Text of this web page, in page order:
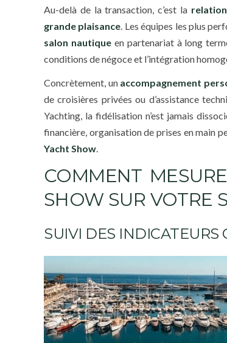
Au-delà de la transaction, c’est la
grande plaisance. Les équipes les plus
salon nautiqueen partenariat à long
conditions de négoce et l’intégration
Concrètement, un accompagnement
de croisières privées ou d’assistance
Yachting, la fidélisation n’est jamais
financière, organisation de prises en main
Yacht Show.
COMMENT
SHOW SUR VOTRE
SUIVI DES INDICATEURS